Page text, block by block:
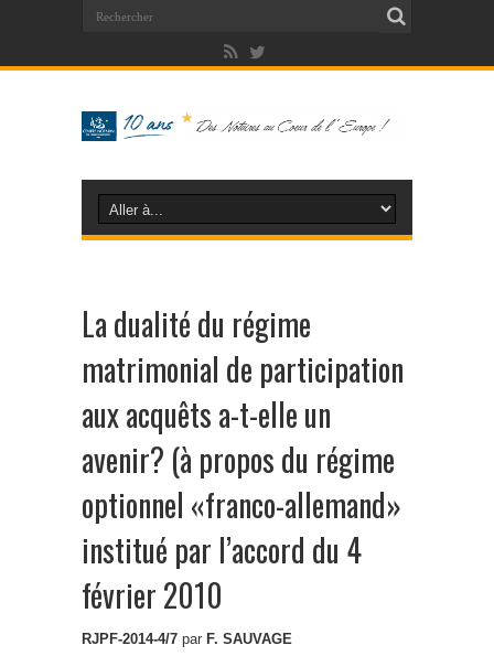
La dualité du régime
matrimonial de participation
aux acquêts a-t-elle un
avenir? (à propos du régime
optionnel «franco-allemand»
institué par l’accord du 4
février 2010
RJPF-2014-4/7 par F. SAUVAGE